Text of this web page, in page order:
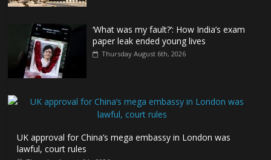
‘What was my fault?’: How India’s exam
paper leak ended young lives
Thursday August 6th, 2026
UK approval for China’s mega embassy in London was
lawful, court rules